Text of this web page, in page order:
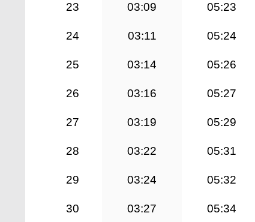
23 03:09 05:23
24 03:11 05:24
25 03:14 05:26
26 03:16 05:27
27 03:19 05:29
28 03:22 05:31
29 03:24 05:32
30 03:27 05:34